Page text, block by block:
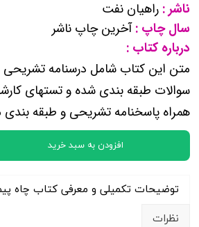
ناشر : راهیان نفت
سال چاپ :آخرین چاپ ناشر
درباره کتاب :
متن این کتاب شامل درسنامه تشریحی
سوالات طبقه بندی شده و تستهای
همراه پاسخنامه تشریحی و طبقه
افزودن به سبد خرید
توضیحات تکمیلی و معرفی کتاب چاه
نظرات